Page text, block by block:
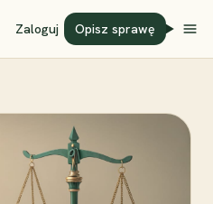
Zaloguj Opisz sprawę